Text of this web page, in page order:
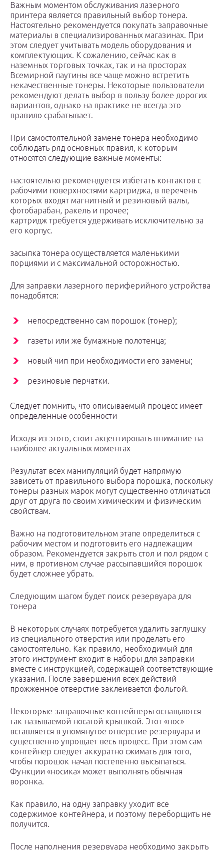
Важным моментом обслуживания лазерного
принтера является правильный выбор тонера.
Настоятельно рекомендуется покупать заправочные
материалы в специализированных магазинах. При
этом следует учитывать модель оборудования и
комплектующих. К сожалению, сейчас как в
наземных торговых точках, так и на просторах
Всемирной паутины все чаще можно встретить
некачественные тонеры. Некоторые пользователи
рекомендуют делать выбор в пользу более дорогих
вариантов, однако на практике не всегда это
правило срабатывает.
При самостоятельной замене тонера необходимо
соблюдать ряд основных правил, к которым
относятся следующие важные моменты:
настоятельно рекомендуется избегать контактов с
рабочими поверхностями картриджа, в перечень
которых входят магнитный и резиновый валы,
фотобарабан, ракель и прочее;
картридж требуется удерживать исключительно за
его корпус.
засыпка тонера осуществляется маленькими
порциями и с максимальной осторожностью.
Для заправки лазерного периферийного устройства
понадобятся:
непосредственно сам порошок (тонер);
газеты или же бумажные полотенца;
новый чип при необходимости его замены;
резиновые перчатки.
Следует помнить, что описываемый процесс имеет
определенные особенности
Исходя из этого, стоит акцентировать внимание на
наиболее актуальных моментах
Результат всех манипуляций будет напрямую
зависеть от правильного выбора порошка, поскольку
тонеры разных марок могут существенно отличаться
друг от друга по своим химическим и физическим
свойствам.
Важно на подготовительном этапе определиться с
рабочим местом и подготовить его надлежащим
образом. Рекомендуется закрыть стол и пол рядом с
ним, в противном случае рассыпавшийся порошок
будет сложнее убрать.
Следующим шагом будет поиск резервуара для
тонера
В некоторых случаях потребуется удалить заглушку
из специального отверстия или проделать его
самостоятельно. Как правило, необходимый для
этого инструмент входит в наборы для заправки
вместе с инструкцией, содержащей соответствующие
указания. После завершения всех действий
прожженное отверстие заклеивается фольгой.
Некоторые заправочные контейнеры оснащаются
так называемой носатой крышкой. Этот «нос»
вставляется в упомянутое отверстие резервуара и
существенно упрощает весь процесс. При этом сам
контейнер следует аккуратно сжимать для того,
чтобы порошок начал постепенно высыпаться.
Функции «носика» может выполнять обычная
воронка.
Как правило, на одну заправку уходит все
содержимое контейнера, и поэтому переборщить не
получится.
После наполнения резервуара необходимо закрыть